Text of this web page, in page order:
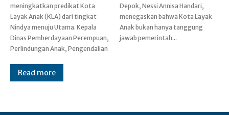
meningkatkan predikat Kota
Layak Anak (KLA) dari tingkat
Nindya menuju Utama. Kepala
Dinas Pemberdayaan Perempuan,
Perlindungan Anak, Pengendalian
Depok, Nessi Annisa Handari,
menegaskan bahwa Kota Layak
Anak bukan hanya tanggung
jawab pemerintah...
Read more